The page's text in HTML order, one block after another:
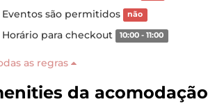
Eventos são permitidos não
Horário para checkout 10:00 - 11:00
as regras
da acomodação